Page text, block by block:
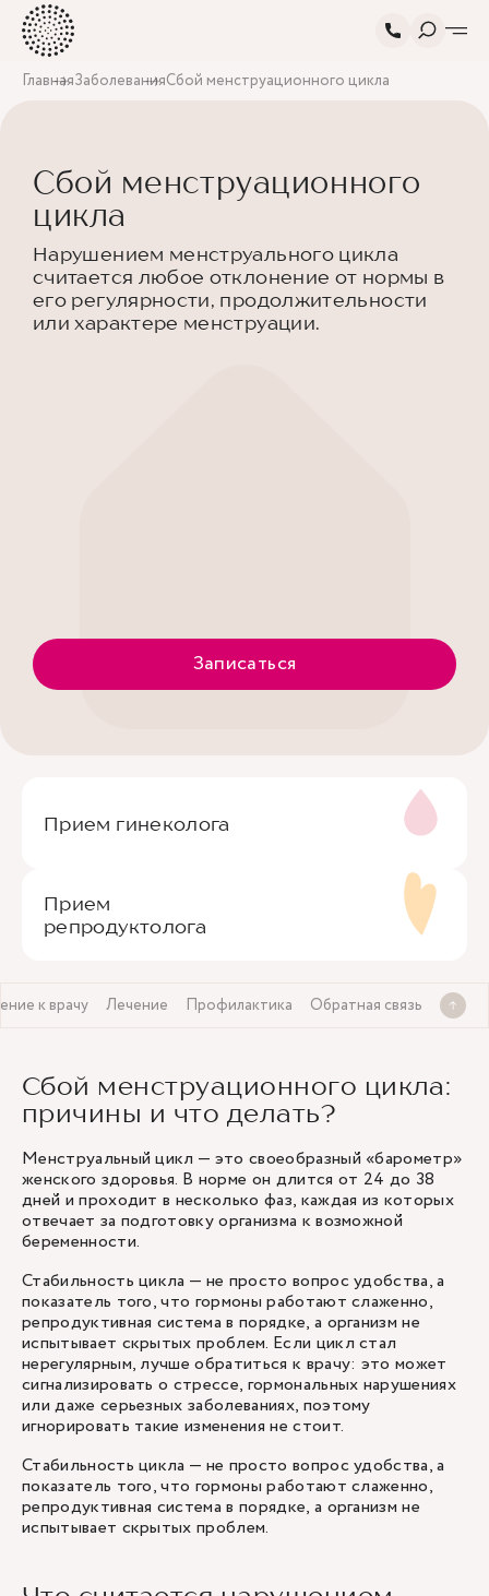
ГлавнаяЗаболеванияСбой менструационного цикла
Сбой менструационного
цикла
Нарушением менструального цикла
считается любое отклонение от нормы в
его регулярности, продолжительности
или характере менструации.
Записаться
Прием гинеколога
Прием
репродуктолога
к врачу Лечение Профилактика Обратная связь
Сбой менструационного цикла:
причины и что делать?
Менструальный цикл — это своеобразный «барометр»
женского здоровья. В норме он длится от 24 до 38
дней и проходит в несколько фаз, каждая из которых
отвечает за подготовку организма к возможной
беременности.
Стабильность цикла — не просто вопрос удобства, а
показатель того, что гормоны работают слаженно,
репродуктивная система в порядке, а организм не
испытывает скрытых проблем. Если цикл стал
нерегулярным, лучше обратиться к врачу: это может
сигнализировать о стрессе, гормональных нарушениях
или даже серьезных заболеваниях, поэтому
игнорировать такие изменения не стоит.
Стабильность цикла — не просто вопрос удобства, а
показатель того, что гормоны работают слаженно,
репродуктивная система в порядке, а организм не
испытывает скрытых проблем.